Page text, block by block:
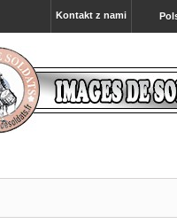
Kontakt z nami